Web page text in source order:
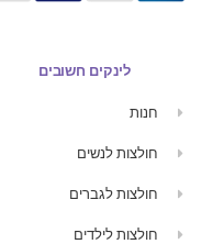
לינקים חשובים
חנות
חולצות לנשים
חולצות לגברים
חולצות לילדים